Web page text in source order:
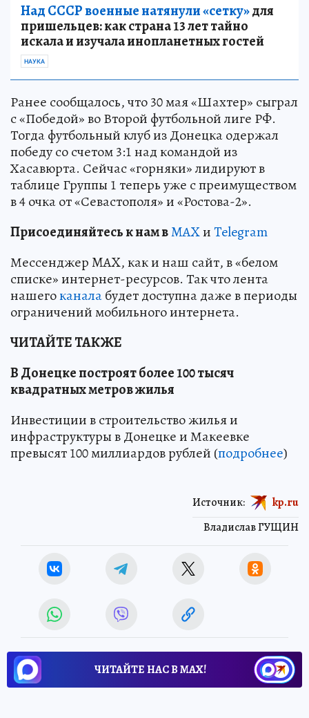
Над СССР военные натянули «сетку»для
пришельцев: как страна 13 лет тайно
искала и изучала инопланетных гостей
НАУКА
Ранее сообщалось, что 30 мая «Шахтер» сыграл
с «Победой» во Второй футбольной лиге РФ.
Тогда футбольный клуб из Донецка одержал
победу со счетом 3:1 над командой из
Хасавюрта. Сейчас «горняки» лидируют в
таблице Группы 1 теперь уже с преимуществом
в 4 очка от «Севастополя» и «Ростова-2».
Присоединяйтесь к нам вMAXиTelegram
Мессенджер MAX, как и наш сайт, в «белом
списке» интернет-ресурсов. Так что лента
нашегоканалабудет доступна даже в периоды
ограничений мобильного интернета.
ЧИТАЙТЕ ТАКЖЕ
В Донецке построят более 100 тысяч
квадратных метров жилья
Инвестиции в строительство жилья и
инфраструктуры в Донецке и Макеевке
превысят 100 миллиардов рублей (подробнее)
Владислав ГУЩИН
Источник: kp.ru
ЧИТАЙТЕ НАС В МАХ!